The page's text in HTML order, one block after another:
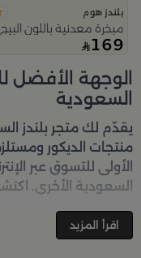
بلندز هوم
مبخرة معدنية باللون
169
الوجهة الأفضل
السعودية
يقدّم لك متجر بلندز
منتجات الديكور
الأولى للتسوق عبر
السعودية الأخرى.
جمالية على كل زاوية
اقرأ المزيد